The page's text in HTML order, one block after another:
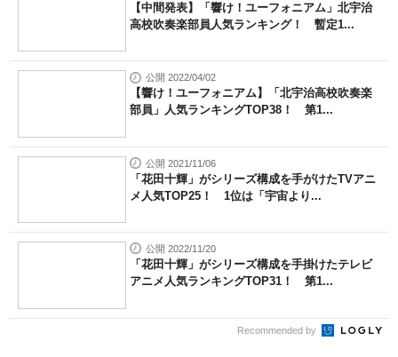
【中間発表】「響け！ユーフォニアム」北宇治
高校吹奏楽部員人気ランキング！ 暫定1...
公開 2022/04/02
【響け！ユーフォニアム】「北宇治高校吹奏楽
部員」人気ランキングTOP38！ 第1...
公開 2021/11/06
「花田十輝」がシリーズ構成を手がけたTVアニ
メ人気TOP25！ 1位は「宇宙より...
公開 2022/11/20
「花田十輝」がシリーズ構成を手掛けたテレビ
アニメ人気ランキングTOP31！ 第1...
Recommended by